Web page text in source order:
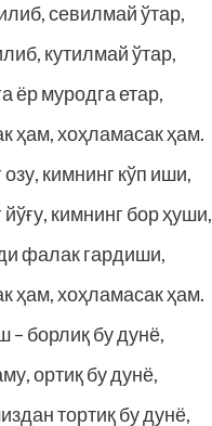
севилмай ўтар,
кутилмай ўтар,
ёр муродга етар,
ҳам, хоҳламасак ҳам.
кимнинг кўп иши,
кимнинг бор ҳуши,
фалак гардиши,
ҳам, хоҳламасак ҳам.
– борлиқ бу дунё,
ортиқ бу дунё,
тортиқ бу дунё,